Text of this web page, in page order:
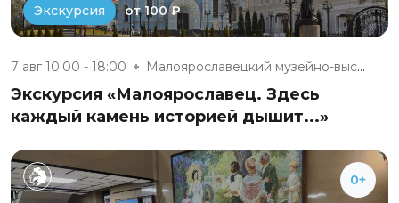
Экскурсия от 100 ₽
7 авг 10:00 - 18:00 Малоярославецкий музейно-выста...
Экскурсия «Малоярославец. Здесь
каждый камень историей дышит...»
0+